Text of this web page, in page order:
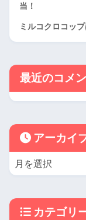
当！
ミルコクロコッ
最近のコメ
アーカイ
カテゴリ